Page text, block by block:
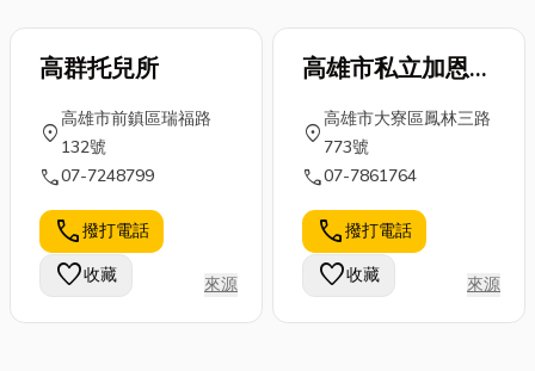
高群托兒所
location_on
高雄市前鎮區瑞福路
132號
call07-7248799
call撥打電話
favorite收藏 來源
高雄市私立加恩托
兒所
location_on
高雄市大寮區鳳林三路
773號
call07-7861764
call撥打電話
favorite收藏 來源